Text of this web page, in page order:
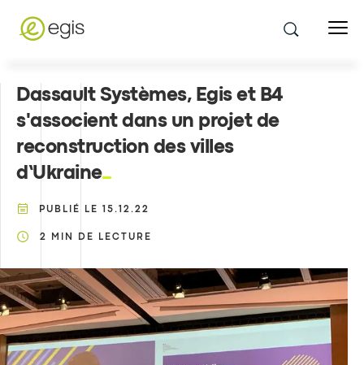
Dassault Systèmes, Egis et B4
s'associent dans un projet de
reconstruction des villes
d’Ukraine
PUBLIÉ LE 15.12.22
2 MIN DE LECTURE